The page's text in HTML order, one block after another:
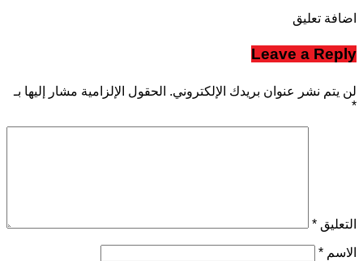
اضافة تعليق
Leave a Reply
لن يتم نشر عنوان بريدك الإلكتروني. الحقول الإلزامية مشار إليها بـ
*
التعليق *
الاسم *